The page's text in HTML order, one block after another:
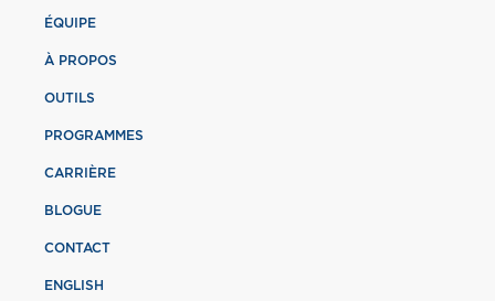
ÉQUIPE
À PROPOS
OUTILS
PROGRAMMES
CARRIÈRE
BLOGUE
CONTACT
ENGLISH